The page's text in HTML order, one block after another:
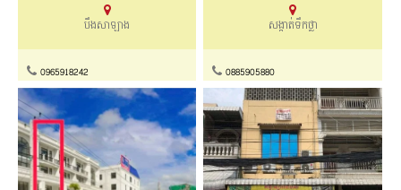
បឹងសាឡាង
0965918242
សង្កាត់ទឹកថ្លា
0885905880